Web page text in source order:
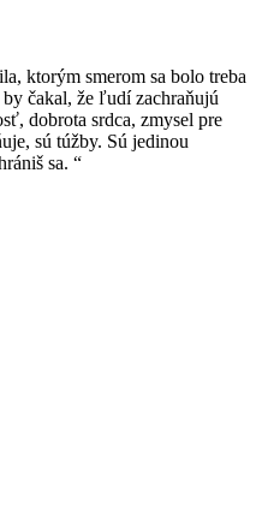
ktorým smerom sa bolo treba
čakal, že ľudí zachraňujú
dobrota srdca, zmysel pre
sú túžby. Sú jedinou
sa.